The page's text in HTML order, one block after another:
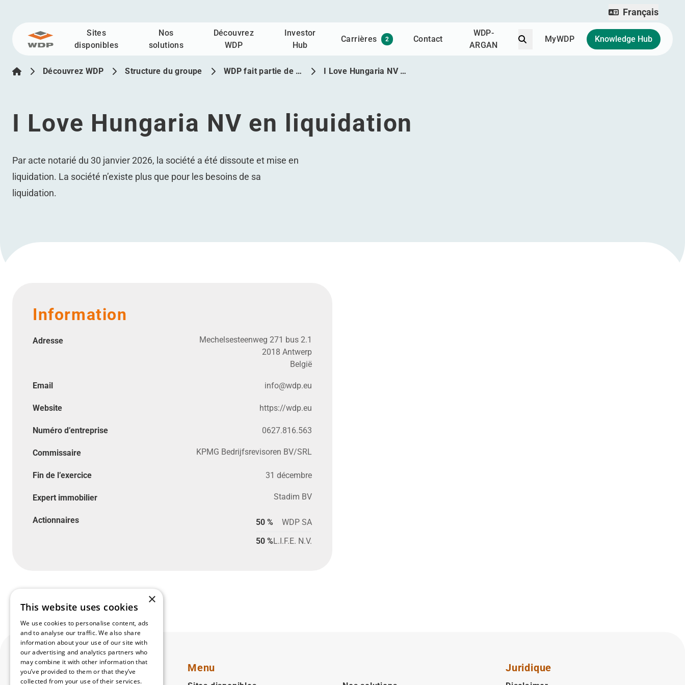
Allez au contenu
Sites
disponibles
Nos
solutions
Découvrez
WDP
Investor
Hub
Carrières 2 Contact
WDP-
ARGAN
Recherchez
MyWDP Knowledge Hub
Français
Découvrez WDP Structure du groupe WDP fait partie de … I Love Hungaria NV …
I Love Hungaria NV en liquidation
Par acte notarié du 30 janvier 2026, la société a été dissoute et mise en
liquidation. La société n’existe plus que pour les besoins de sa
liquidation.
Information
Adresse
Mechelsesteenweg 271 bus 2.1
2018 Antwerp
België
Email info@​wdp.​eu
Website https://​wdp​.eu
Numéro d’entreprise 0627.816.563
Commissaire KPMG Bedrijfsrevisoren BV/SRL
Fin de l’exercice 31 décembre
Expert immobilier Stadim BV
Actionnaires 50 %
WDP SA
50 %L.I.F.E. N.V.
Menu Juridique
×
This website uses cookies
We use cookies to personalise content, ads
and to analyse our traffic. We also share
information about your use of our site with
our advertising and analytics partners who
may combine it with other information that
you’ve provided to them or that they’ve
collected from your use of their services.